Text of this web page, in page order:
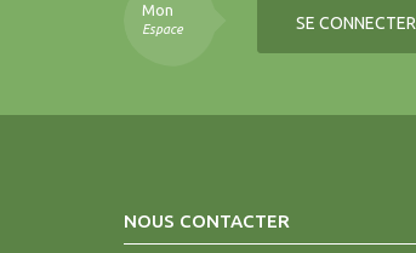
Mon
Espace SE CONNECTER
NOUS CONTACTER